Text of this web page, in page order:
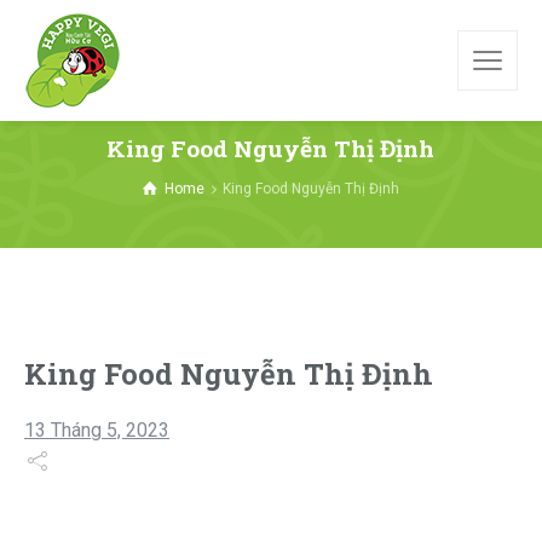
King Food Nguyễn Thị Định
Home King Food Nguyễn Thị Định
King Food Nguyễn Thị Định
13 Tháng 5, 2023